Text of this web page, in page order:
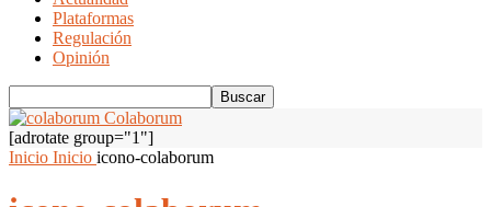
Plataformas
Regulación
Opinión
Colaborum
[adrotate group="1"]
Inicio Inicio icono-colaborum